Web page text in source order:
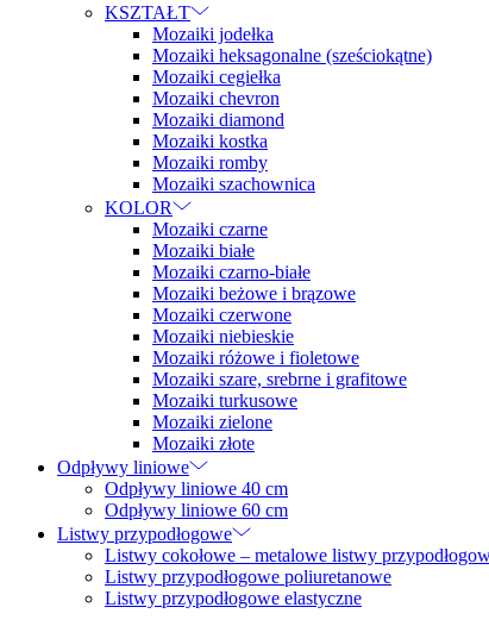
KSZTAŁT
Mozaiki jodełka
Mozaiki heksagonalne (sześciokątne)
Mozaiki cegiełka
Mozaiki chevron
Mozaiki diamond
Mozaiki kostka
Mozaiki romby
Mozaiki szachownica
KOLOR
Mozaiki czarne
Mozaiki białe
Mozaiki czarno-białe
Mozaiki beżowe i brązowe
Mozaiki czerwone
Mozaiki niebieskie
Mozaiki różowe i fioletowe
Mozaiki szare, srebrne i grafitowe
Mozaiki turkusowe
Mozaiki zielone
Mozaiki złote
Odpływy liniowe
Odpływy liniowe 40 cm
Odpływy liniowe 60 cm
Listwy przypodłogowe
Listwy cokołowe – metalowe listwy
Listwy przypodłogowe poliuretanowe
Listwy przypodłogowe elastyczne